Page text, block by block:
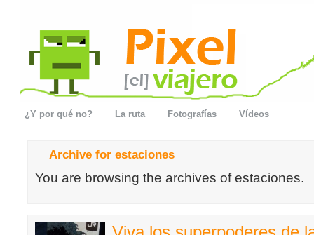
¿Y por qué no? La ruta Fotografías Vídeos
Archive for estaciones
You are browsing the archives of estaciones.